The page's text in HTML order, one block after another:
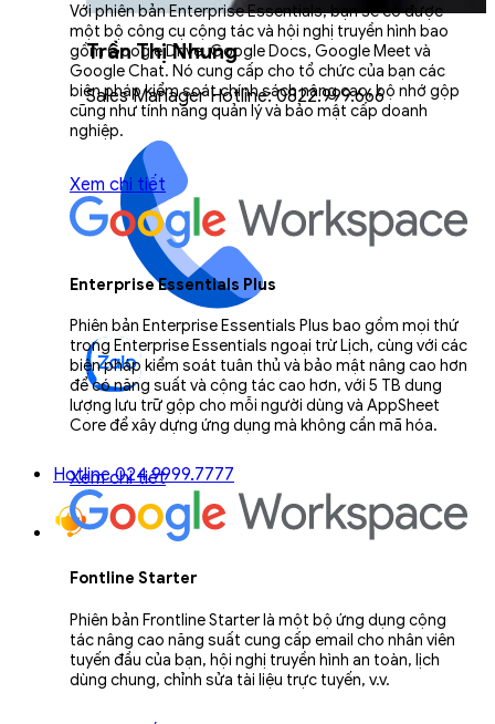
Trần Thị Nhung
Sales Manager Hotline: 0822.999.666
Hotline 024.9999.7777
Với phiên bản Enterprise Essentials, bạn sẽ có được
một bộ công cụ cộng tác và hội nghị truyền hình bao
gồm Google Drive, Google Docs, Google Meet và
Google Chat. Nó cung cấp cho tổ chức của bạn các
biện pháp kiểm soát chính sách nâng cao, bộ nhớ gộp
cũng như tính năng quản lý và bảo mật cấp doanh
nghiệp.
Xem chi tiết
Enterprise Essentials Plus
Phiên bản Enterprise Essentials Plus bao gồm mọi thứ
trong Enterprise Essentials ngoại trừ Lịch, cùng với các
biện pháp kiểm soát tuân thủ và bảo mật nâng cao hơn
để có năng suất và cộng tác cao hơn, với 5 TB dung
lượng lưu trữ gộp cho mỗi người dùng và AppSheet
Core để xây dựng ứng dụng mà không cần mã hóa.
Xem chi tiết
Fontline Starter
Phiên bản Frontline Starter là một bộ ứng dụng cộng
tác nâng cao năng suất cung cấp email cho nhân viên
tuyến đầu của bạn, hội nghị truyền hình an toàn, lịch
dùng chung, chỉnh sửa tài liệu trực tuyến, v.v.